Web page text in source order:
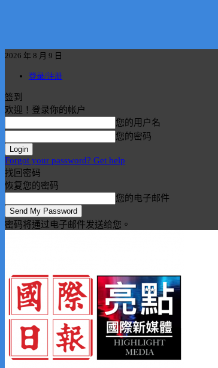
2026 年 8 月 9 日
登录/注册
签到
欢迎！登录你的帐户
您的用户名
您的密码
Forgot your password? Get help
找回密码
恢复您的密码
您的电子邮件
密码将通过电子邮件发送给您。